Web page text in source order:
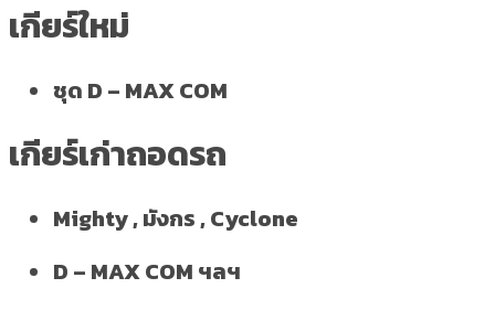
เกียร์ใหม่
ชุด D – MAX COM
เกียร์เก่าถอดรถ
Mighty , มังกร , Cyclone
D – MAX COM ฯลฯ